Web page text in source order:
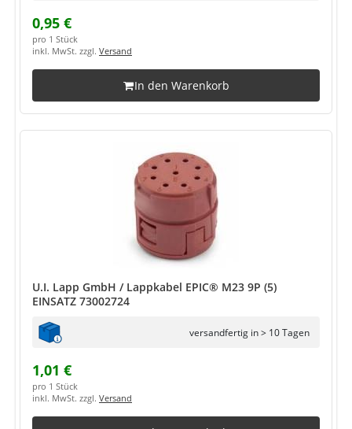
0,95 €
pro 1 Stück
inkl. MwSt. zzgl. Versand
In den Warenkorb
U.I. Lapp GmbH / Lappkabel EPIC® M23 9P (5)
EINSATZ 73002724
versandfertig in > 10 Tagen
1,01 €
pro 1 Stück
inkl. MwSt. zzgl. Versand